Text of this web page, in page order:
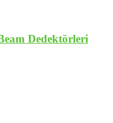
Dedektörleri